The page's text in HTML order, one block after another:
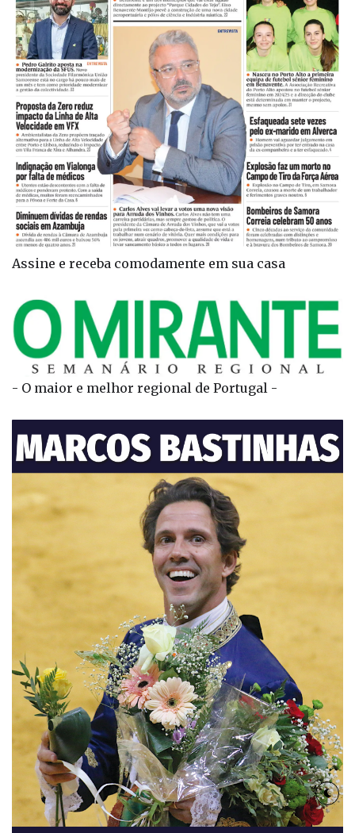
Assine e receba comodamente em sua casa
- O maior e melhor regional de Portugal -